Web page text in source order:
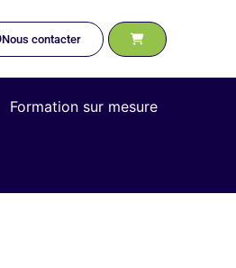
Nous contacter
Formation sur mesure